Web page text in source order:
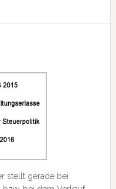
stellt gerade bei